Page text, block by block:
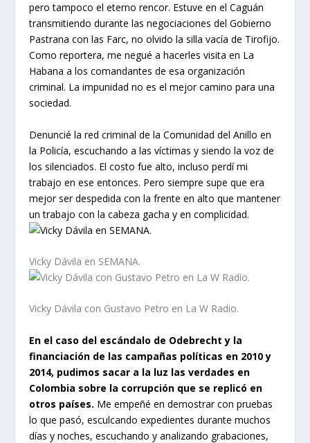
pero tampoco el eterno rencor. Estuve en el Caguán
transmitiendo durante las negociaciones del Gobierno
Pastrana con las Farc, no olvido la silla vacía de Tirofijo.
Como reportera, me negué a hacerles visita en La
Habana a los comandantes de esa organización
criminal. La impunidad no es el mejor camino para una
sociedad.
Denuncié la red criminal de la Comunidad del Anillo en
la Policía, escuchando a las víctimas y siendo la voz de
los silenciados. El costo fue alto, incluso perdí mi
trabajo en ese entonces. Pero siempre supe que era
mejor ser despedida con la frente en alto que mantener
un trabajo con la cabeza gacha y en complicidad.
Vicky Dávila en SEMANA.
Vicky Dávila con Gustavo Petro en La W Radio.
En el caso del escándalo de Odebrecht y la
financiación de las campañas políticas en 2010 y
2014, pudimos sacar a la luz las verdades en
Colombia sobre la corrupción que se replicó en
otros países. Me empeñé en demostrar con pruebas
lo que pasó, esculcando expedientes durante muchos
días y noches, escuchando y analizando grabaciones,